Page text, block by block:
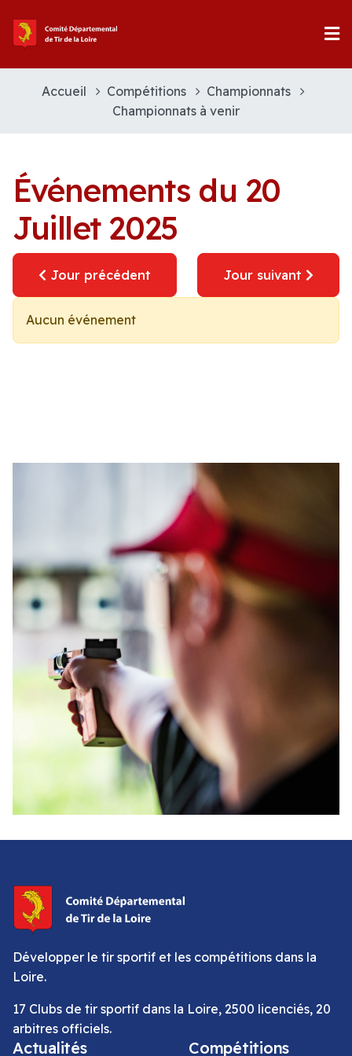
Accueil Compétitions
Championnats
Championnats à venir
Événements du 20
Juillet 2025
Jour précédent Jour suivant
Aucun événement
Développer le tir sportif et les compétitions dans la
Loire.
17 Clubs de tir sportif dans la Loire, 2500 licenciés, 20
arbitres officiels.
Actualités Compétitions